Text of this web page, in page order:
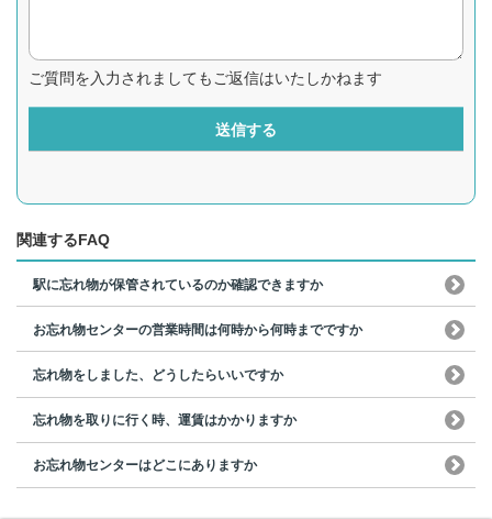
ご質問を入力されましてもご返信はいたしかねます
送信する
関連するFAQ
駅に忘れ物が保管されているのか確認できますか
お忘れ物センターの営業時間は何時から何時までですか
忘れ物をしました、どうしたらいいですか
忘れ物を取りに行く時、運賃はかかりますか
お忘れ物センターはどこにありますか